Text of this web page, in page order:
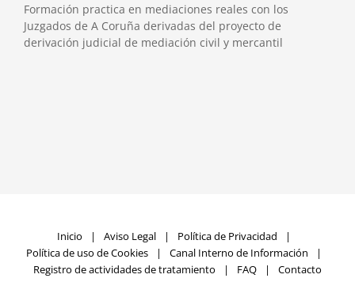
Formación practica en mediaciones reales con los
Juzgados de A Coruña derivadas del proyecto de
derivación judicial de mediación civil y mercantil
Inicio Aviso Legal
Política de Privacidad
Política de uso de Cookies
Canal Interno de Información
Registro de actividades de tratamiento
FAQ Contacto